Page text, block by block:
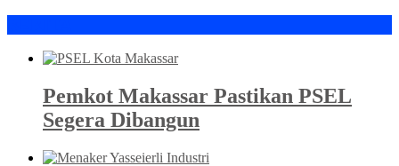
Pemkot Makassar Pastikan PSEL
Segera Dibangun